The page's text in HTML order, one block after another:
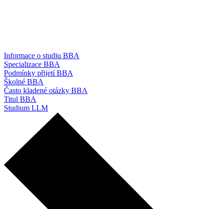
Informace o studiu BBA
Specializace BBA
Podmínky přijetí BBA
Školné BBA
Často kladené otázky BBA
Titul BBA
Studium LLM